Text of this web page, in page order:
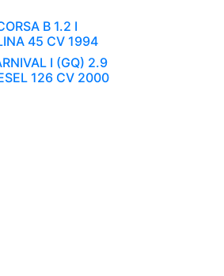
B 1.2 I
45 CV 1994
I (GQ) 2.9
126 CV 2000